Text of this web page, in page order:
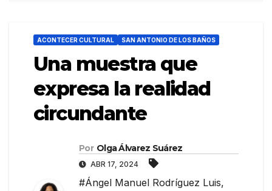
ACONTECER CULTURAL SAN ANTONIO DE LOS BAÑOS
Una muestra que
expresa la realidad
circundante
Por Olga Álvarez Suárez
ABR 17, 2024
#Ángel Manuel Rodríguez Luis,